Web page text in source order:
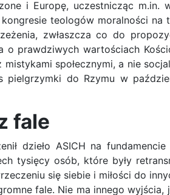
i Europę, uczestnicząc
teologów moralności
zwłaszcza co do
prawdziwych wartościach
społecznymi, a nie
do Rzymu w
fale
dzieło ASICH na
tysięcy osób, które były
się siebie i miłości do
fale. Nie ma innego